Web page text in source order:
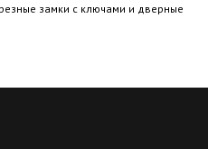
замки с ключами и дверные